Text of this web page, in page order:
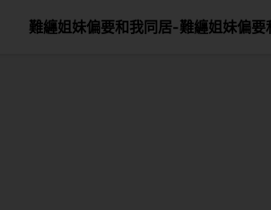
難纏姐妹偏要和我同居-難纏姐妹偏